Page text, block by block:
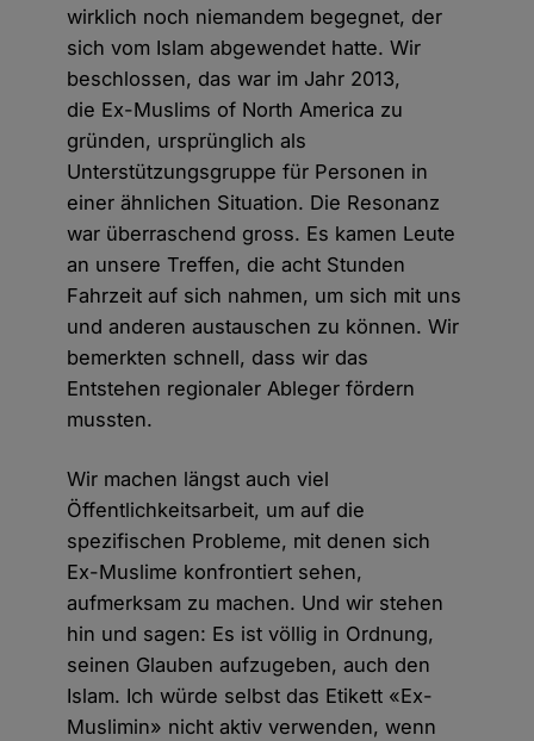
wirklich noch niemandem begegnet, der
sich vom Islam abgewendet hatte. Wir
beschlossen, das war im Jahr 2013,
die Ex-Muslims of North America zu
gründen, ursprünglich als
Unterstützungsgruppe für Personen in
einer ähnlichen Situation. Die Resonanz
war überraschend gross. Es kamen Leute
an unsere Treffen, die acht Stunden
Fahrzeit auf sich nahmen, um sich mit uns
und anderen austauschen zu können. Wir
bemerkten schnell, dass wir das
Entstehen regionaler Ableger fördern
mussten.
Wir machen längst auch viel
Öffentlichkeitsarbeit, um auf die
spezifischen Probleme, mit denen sich
Ex-Muslime konfrontiert sehen,
aufmerksam zu machen. Und wir stehen
hin und sagen: Es ist völlig in Ordnung,
seinen Glauben aufzugeben, auch den
Islam. Ich würde selbst das Etikett «Ex-
Muslimin» nicht aktiv verwenden, wenn